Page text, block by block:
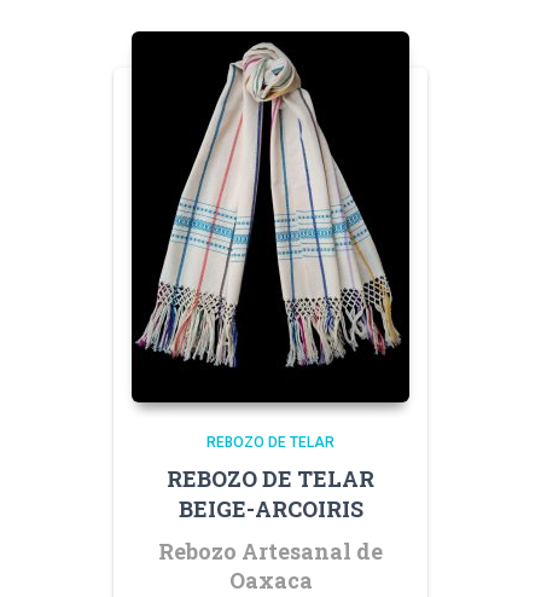
REBOZO DE TELAR
REBOZO DE TELAR
BEIGE-ARCOIRIS
Rebozo Artesanal de
Oaxaca